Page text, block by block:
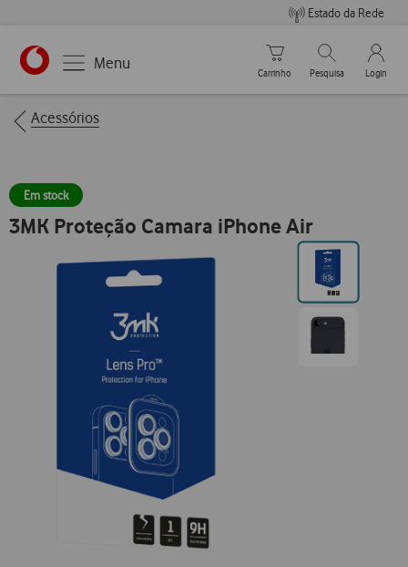
Estado da Rede
https://www.vodafone.pt
Menu
Carrinho de compras
Carrinho
Pesquisar
Pesquisa
My
Login
Breadcrumbs
Acessórios
Em stock
3MK Proteção Camara iPhone Air
Ir
para
posição0